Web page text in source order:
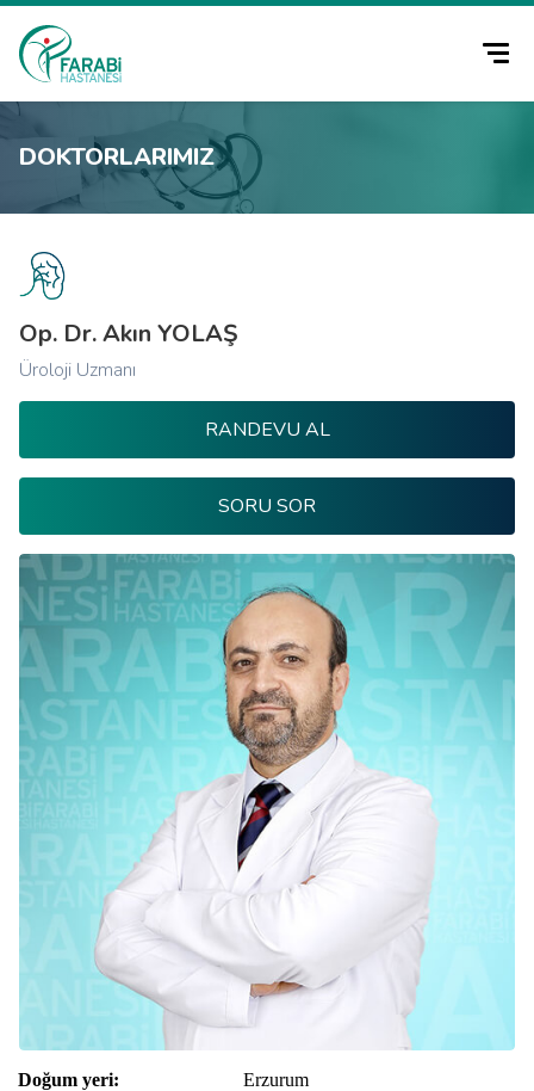
DOKTORLARIMIZ
Op. Dr. Akın YOLAŞ
Üroloji Uzmanı
RANDEVU AL
SORU SOR
Doğum yeri: Erzurum